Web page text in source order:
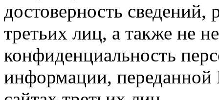
достоверность
третьих лиц, а также не
конфиденциальность
информации, переданной